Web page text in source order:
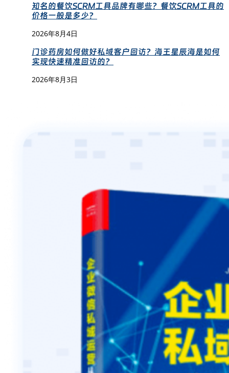
知名的餐饮SCRM工具品牌有哪些？餐饮SCRM工具的
价格一般是多少？
2026年8月4日
门诊药房如何做好私域客户回访？海王星辰海是如何
实现快速精准回访的？
2026年8月3日